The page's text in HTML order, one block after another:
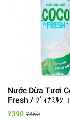
Nước Dừa Tươi
Fresh / ｳﾞｨﾅﾐﾙｸ
ｰ 1000ml
¥390 ¥450